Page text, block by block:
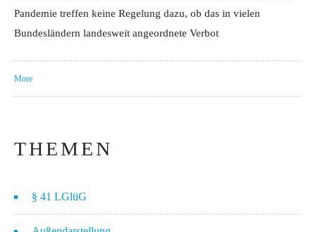
Pandemie treffen keine Regelung dazu, ob das in vielen
Bundesländern landesweit angeordnete Verbot
More
THEMEN
§ 41 LGlüG